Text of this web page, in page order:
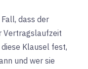
dass der
Vertragslaufzeit
Klausel fest,
und wer sie